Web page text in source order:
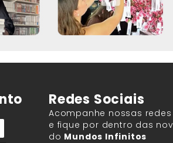
Redes Sociais
Acompanhe nossas
e fique por dentro das
do Mundos Infinitos